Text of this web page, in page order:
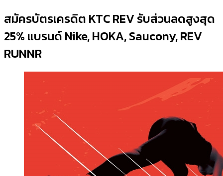
สมัครบัตรเครดิต KTC REV รับส่วนลดสูงสุด
25% แบรนด์ Nike, HOKA, Saucony, REV
RUNNR